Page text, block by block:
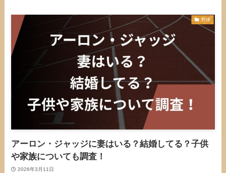
野球
アーロン・ジャッジに妻はいる？結婚してる？子供
や家族についても調査！
2026年3月11日